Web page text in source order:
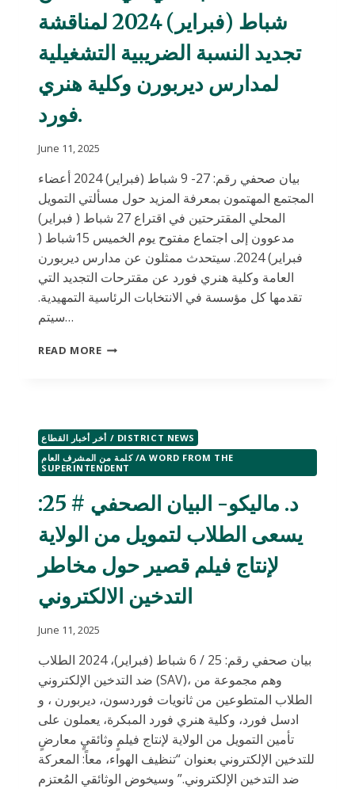
شباط (فبراير) 2024 لمناقشة
تجديد النسبة الضريبية التشغيلية
لمدارس ديربورن وكلية هنري
فورد.
June 11, 2025
بيان صحفي رقم: 27- 9 شباط (فبراير) 2024 أعضاء
المجتمع المهتمون بمعرفة المزيد حول مسألتي التمويل
المحلي المقترحتين في اقتراع 27 شباط ( فبراير)
مدعوون إلى اجتماع مفتوح يوم الخميس 15شباط (
فبراير) 2024. سيتحدث ممثلون عن مدارس ديربورن
العامة وكلية هنري فورد عن مقترحات التجديد التي
تقدمها كل مؤسسة في الانتخابات الرئاسية التمهيدية.
سيتم…
READ MOREد.
27:
اللقاء
المجتمعي
في
15
شباط
(فبراير)
2024
لمناقشة
تجديد
لمدارس
ديربورن
وكلية
هنري
فورد.
أخر أخبار القطاع / DISTRICT NEWS
كلمة من المشرف العام /A WORD FROM THE
SUPERINTENDENT
د. ماليكو- البيان الصحفي # 25:
يسعى الطلاب لتمويل من الولاية
لإنتاج فيلم قصير حول مخاطر
التدخين الالكتروني
June 11, 2025
بيان صحفي رقم: 25 / 6 شباط (فبراير)، 2024 الطلاب
ضد التدخين الإلكتروني (SAV)، وهم مجموعة من
الطلاب المتطوعين من ثانويات فوردسون، ديربورن ، و
ادسل فورد، وكلية هنري فورد المبكرة، يعملون على
تأمين التمويل من الولاية لإنتاج فيلمٍ وثائقيٍ معارضٍ
للتدخين الإلكتروني بعنوان “تنظيف الهواء، معاً: المعركة
ضد التدخين الإلكتروني.” وسيخوض الوثائقي المُعتزم